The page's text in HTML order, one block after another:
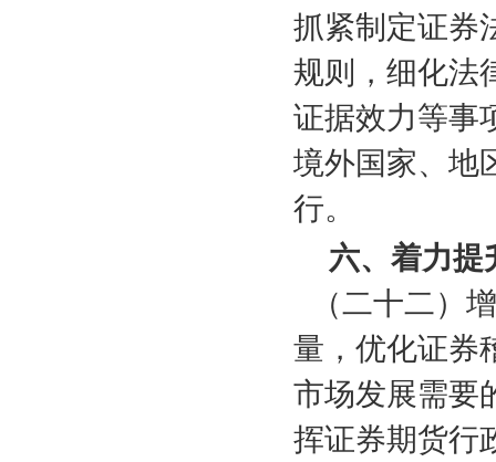
抓紧制定证券
规则，细化法
证据效力等事
境外国家、地
行。
六、着力提
（二十二）
量，优化证券
市场发展需要
挥证券期货行